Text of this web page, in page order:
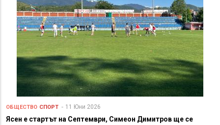
ОБЩЕСТВО СПОРТ 11 Юни 2026
Ясен е стартът на Септември, Симеон Димитров ще се